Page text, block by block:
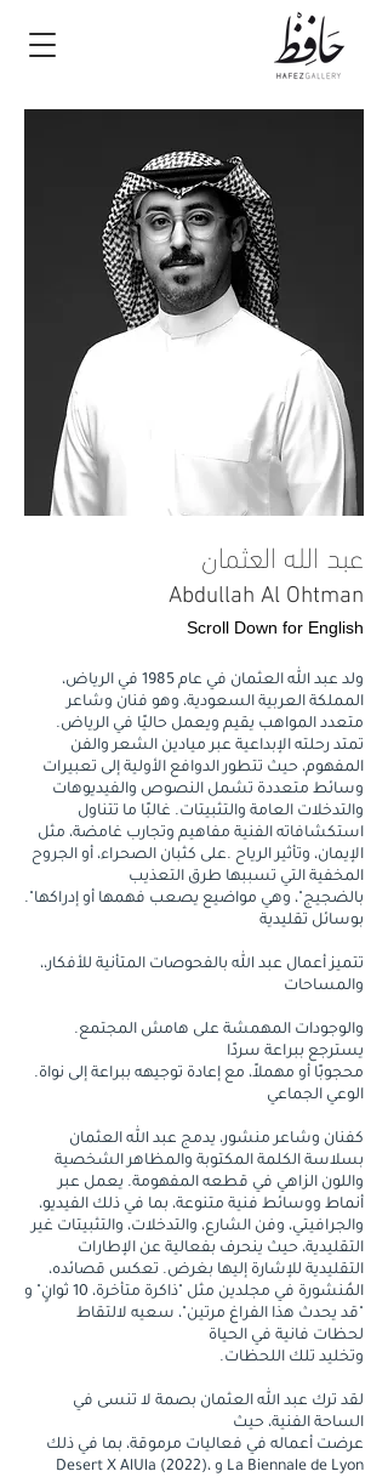
عبد الله العثمان
Abdullah Al Ohtman
Scroll Down for English
ولد عبد الله العثمان في عام 1985 في الرياض،
المملكة العربية السعودية، وهو فنان وشاعر
متعدد المواهب يقيم ويعمل حاليًا في الرياض.
تمتد رحلته الإبداعية عبر ميادين الشعر والفن
المفهوم، حيث تتطور الدوافع الأولية إلى تعبيرات
وسائط متعددة تشمل النصوص والفيديوهات
والتدخلات العامة والتثبيتات. غالبًا ما تتناول
استكشافاته الفنية مفاهيم وتجارب غامضة، مثل
الإيمان، وتأثير الرياح .على كثبان الصحراء، أو الجروح
المخفية التي تسببها طرق التعذيب
."بالضجيج"، وهي مواضيع يصعب فهمها أو إدراكها
بوسائل تقليدية
،تتميز أعمال عبد الله بالفحوصات المتأنية للأفكار،
والمساحات
والوجودات المهمشة على هامش المجتمع.
يسترجع ببراعة سردًا
.محجوبًا أو مهملاً، مع إعادة توجيهه ببراعة إلى نواة
الوعي الجماعي
كفنان وشاعر منشور، يدمج عبد الله العثمان
بسلاسة الكلمة المكتوبة والمظاهر الشخصية
واللون الزاهي في قطعه المفهومة. يعمل عبر
أنماط ووسائط فنية متنوعة، بما في ذلك الفيديو،
والجرافيتي، وفن الشارع، والتدخلات، والتثبيتات غير
التقليدية، حيث ينحرف بفعالية عن الإطارات
التقليدية للإشارة إليها بغرض. تعكس قصائده،
المُنشورة في مجلدين مثل "ذاكرة متأخرة، 10 ثوانٍ" و
"قد يحدث هذا الفراغ مرتين"، سعيه لالتقاط
لحظات فانية في الحياة
.وتخليد تلك اللحظات
لقد ترك عبد الله العثمان بصمة لا تنسى في
الساحة الفنية، حيث
عرضت أعماله في فعاليات مرموقة، بما في ذلك
Desert X AlUla (2022)، و La Biennale de Lyon